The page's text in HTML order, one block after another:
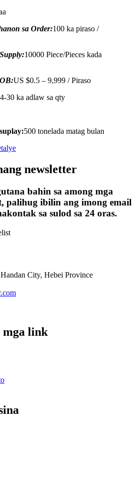
sa Order:100 ka piraso /
10000 Piece/Pieces kada
US $0.5 – 9,999 / Piraso
30 ka adlaw sa qty
500 tonelada matag bulan
newsletter
bahin sa among mga
palihug ibilin ang imong email
sa sulod sa 24 oras.
City, Hebei Province
mga link